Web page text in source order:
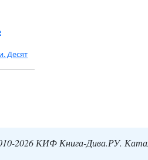
Десят
2026 КИФ Книга-Дива.РУ.